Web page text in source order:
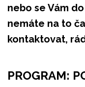
nebo se Vám
nemáte na to
kontaktovat,
PROGRAM: